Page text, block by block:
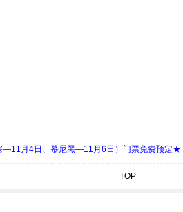
—11月4日、慕尼黑—11月6日）门票免费预定★
TOP